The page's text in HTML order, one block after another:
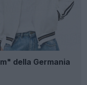
della Germania